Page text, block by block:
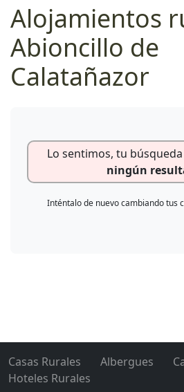
Alojamientos
Abioncillo de
Calatañazor
Lo sentimos, tu
ningún
Inténtalo de nuevo cambiando tus
Casas Rurales Albergues
Hoteles Rurales